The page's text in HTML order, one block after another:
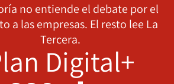
no entiende el debate por el
a las empresas. El resto lee La
Tercera.
Digital+